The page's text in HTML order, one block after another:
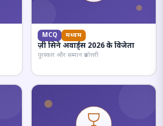
MCQ मध्यम
ज़ी सिने अवार्ड्स 2026 के विजेता
पुरस्कार और सम्मान प्रश्नोत्तरी